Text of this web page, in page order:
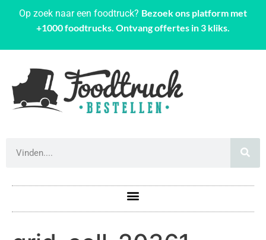
Op zoek naar een foodtruck? Bezoek ons platform met
+1000 foodtrucks. Ontvang offertes in 3 kliks.